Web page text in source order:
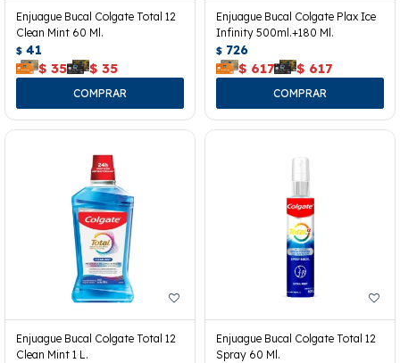
Enjuague Bucal Colgate Total 12
Clean Mint 60 Ml.
$ 41
$ 35 $ 35
Enjuague Bucal Colgate Plax Ice
Infinity 500ml.+180 Ml.
$ 726
$ 617 $ 617
Enjuague Bucal Colgate Total 12
Clean Mint 1 L.
Enjuague Bucal Colgate Total 12
Spray 60 Ml.